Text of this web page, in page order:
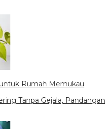
Rumah Memukau
Tanpa Gejala, Pandangan